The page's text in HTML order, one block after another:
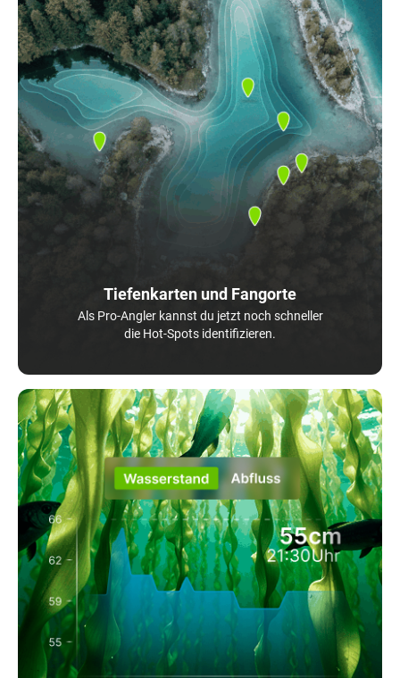
Tiefenkarten und Fangorte
Als Pro-Angler kannst du jetzt noch schneller
die Hot-Spots identifizieren.